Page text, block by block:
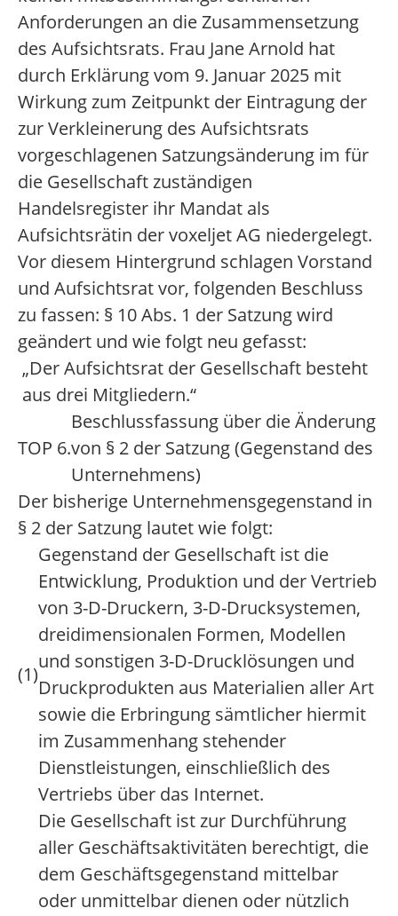
Anforderungen an die Zusammensetzung
des Aufsichtsrats. Frau Jane Arnold hat
durch Erklärung vom 9. Januar 2025 mit
Wirkung zum Zeitpunkt der Eintragung der
zur Verkleinerung des Aufsichtsrats
vorgeschlagenen Satzungsänderung im für
die Gesellschaft zuständigen
Handelsregister ihr Mandat als
Aufsichtsrätin der voxeljet AG niedergelegt.
Vor diesem Hintergrund schlagen Vorstand
und Aufsichtsrat vor, folgenden Beschluss
zu fassen: § 10 Abs. 1 der Satzung wird
geändert und wie folgt neu gefasst:
„Der Aufsichtsrat der Gesellschaft besteht
aus drei Mitgliedern.“
TOP 6.
Beschlussfassung über die Änderung
von § 2 der Satzung (Gegenstand des
Unternehmens)
Der bisherige Unternehmensgegenstand in
§ 2 der Satzung lautet wie folgt:
(1)
Gegenstand der Gesellschaft ist die
Entwicklung, Produktion und der Vertrieb
von 3-D-Druckern, 3-D-Drucksystemen,
dreidimensionalen Formen, Modellen
und sonstigen 3-D-Drucklösungen und
Druckprodukten aus Materialien aller Art
sowie die Erbringung sämtlicher hiermit
im Zusammenhang stehender
Dienstleistungen, einschließlich des
Vertriebs über das Internet.
Die Gesellschaft ist zur Durchführung
aller Geschäftsaktivitäten berechtigt, die
dem Geschäftsgegenstand mittelbar
oder unmittelbar dienen oder nützlich